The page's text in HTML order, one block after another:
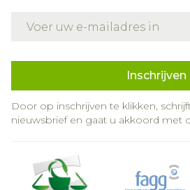
Inschrijven
Door op inschrijven te klikken,
nieuwsbrief en gaat u akkoord met